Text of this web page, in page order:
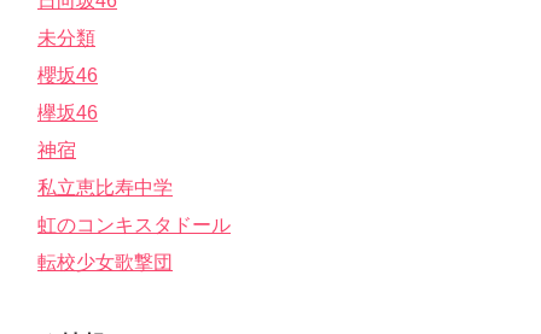
未分類
櫻坂46
欅坂46
神宿
私立恵比寿中学
虹のコンキスタドール
転校少女歌撃団